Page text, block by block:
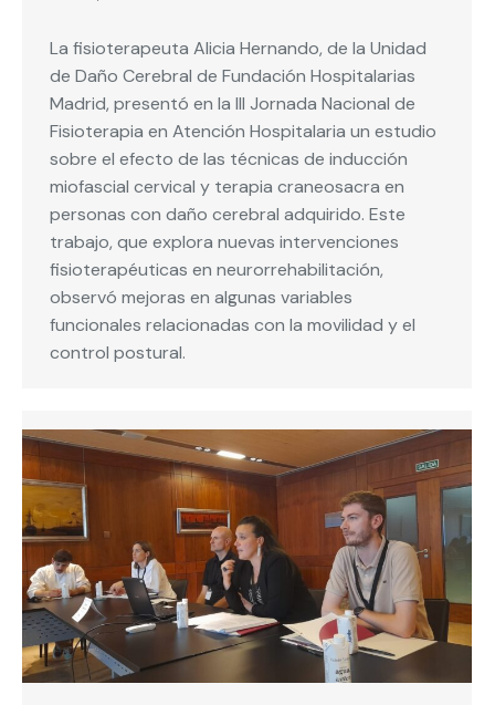
La fisioterapeuta Alicia Hernando, de la Unidad
de Daño Cerebral de Fundación Hospitalarias
Madrid, presentó en la III Jornada Nacional de
Fisioterapia en Atención Hospitalaria un estudio
sobre el efecto de las técnicas de inducción
miofascial cervical y terapia craneosacra en
personas con daño cerebral adquirido. Este
trabajo, que explora nuevas intervenciones
fisioterapéuticas en neurorrehabilitación,
observó mejoras en algunas variables
funcionales relacionadas con la movilidad y el
control postural.